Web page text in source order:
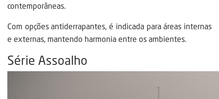
contemporâneas.
Com opções antiderrapantes, é indicada para áreas internas
e externas, mantendo harmonia entre os ambientes.
Série Assoalho